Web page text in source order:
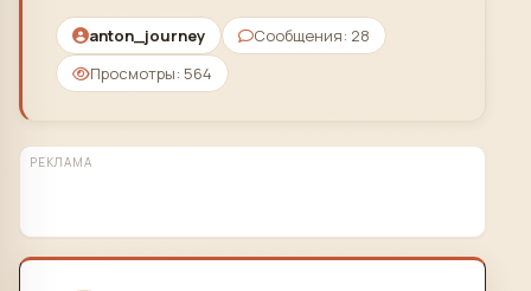
anton_journey
Сообщения: 28
Просмотры: 564
РЕКЛАМА